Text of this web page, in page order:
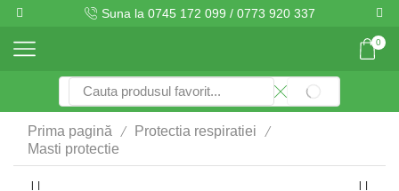
Suna la 0745 172 099 / 0773 920 337
0
Search
Prima pagină / Protectia respiratiei /
Masti protectie